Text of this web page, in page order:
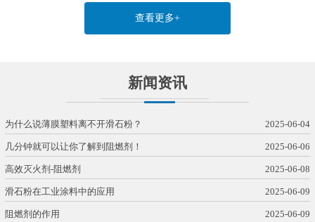
查看更多+
新闻资讯
为什么说薄膜塑料离不开滑石粉？ 2025-06-04
几分钟就可以让你了解到阻燃剂！ 2025-06-06
高效灭火剂-阻燃剂 2025-06-08
滑石粉在工业涂料中的应用 2025-06-09
阻燃剂的作用 2025-06-09